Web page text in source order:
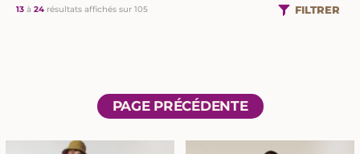
13 à 24 résultats affichés sur 105 FILTRER
PAGE PRÉCÉDENTE